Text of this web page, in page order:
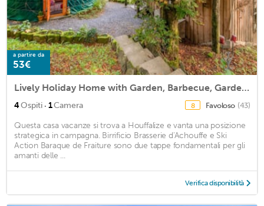
a partire da
53€
Lively Holiday Home with Garden, Barbecue, Garden Furniture
4Ospiti · 1Camera 8 Favoloso (43)
Questa casa vacanze si trova a Houffalize e vanta una posizione
strategica in campagna. Birrificio Brasserie d'Achouffe e Ski
Action Baraque de Fraiture sono due tappe fondamentali per gli
amanti delle ...
Verifica disponibilità